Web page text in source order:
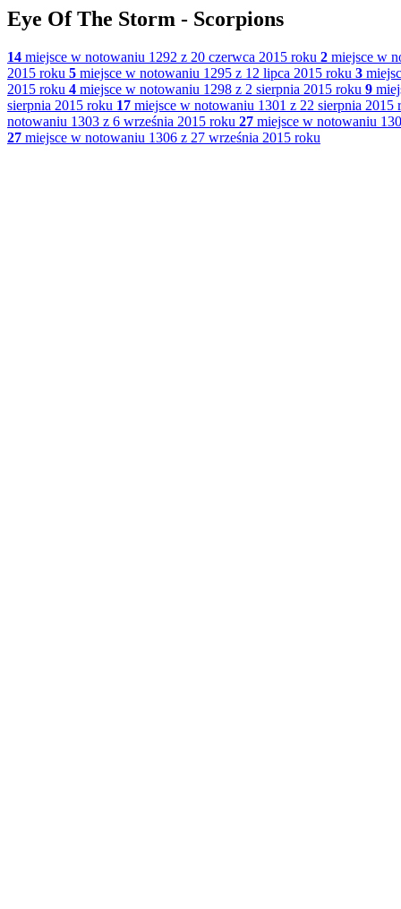
Eye Of The Storm - Scorpions
14 miejsce w notowaniu 1292 z 20 czerwca 2015 roku 2 miejsce w
2015 roku 5 miejsce w notowaniu 1295 z 12 lipca 2015 roku 3
2015 roku 4 miejsce w notowaniu 1298 z 2 sierpnia 2015 roku 9
sierpnia 2015 roku 17 miejsce w notowaniu 1301 z 22 sierpnia 2015
notowaniu 1303 z 6 września 2015 roku 27 miejsce w notowaniu
27 miejsce w notowaniu 1306 z 27 września 2015 roku